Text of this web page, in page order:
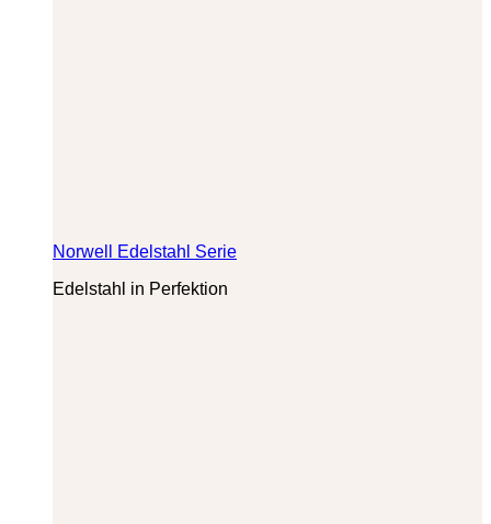
Norwell Edelstahl Serie
Edelstahl in Perfektion